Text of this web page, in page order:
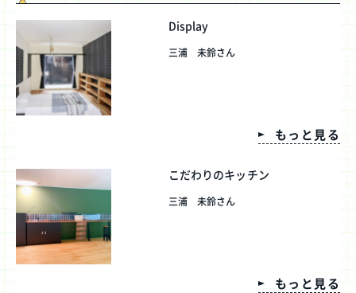
Display
三浦 未鈴さん
もっと見る
こだわりのキッチン
三浦 未鈴さん
もっと見る